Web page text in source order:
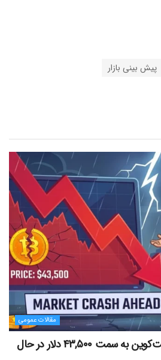
پیش بینی بازار
مقالات عمومی
مایکل ترپین: متاسفم، بیت‌کوین به سمت ۴۳,۵۰۰ دلار در حال